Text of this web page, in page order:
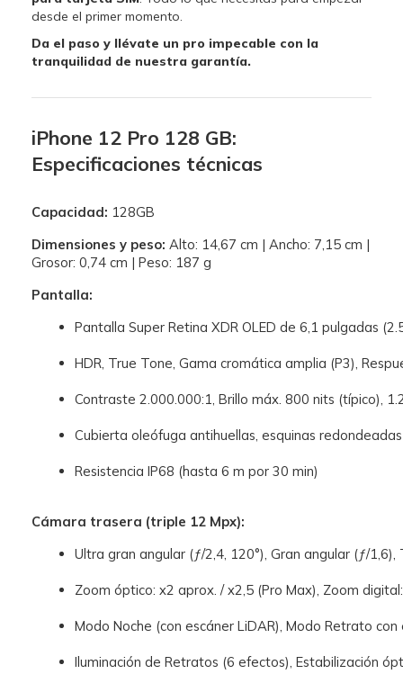
desde el primer momento.
Da el paso y llévate un pro impecable con la
tranquilidad de nuestra garantía.
iPhone 12 Pro 128 GB:
Especificaciones técnicas
Capacidad: 128GB
Dimensiones y peso: Alto: 14,67 cm | Ancho: 7,15 cm |
Grosor: 0,74 cm | Peso: 187 g
Pantalla:
Pantalla Super Retina XDR OLED de 6,1 pulgadas
HDR, True Tone, Gama cromática amplia (P3),
Contraste 2.000.000:1, Brillo máx. 800 nits (típico),
Cubierta oleófuga antihuellas, esquinas
Resistencia IP68 (hasta 6 m por 30 min)
Cámara trasera (triple 12 Mpx):
Ultra gran angular (ƒ/2,4, 120°), Gran angular (ƒ/
Zoom óptico: x2 aprox. / x2,5 (Pro Max), Zoom
Modo Noche (con escáner LiDAR), Modo Retrato
Iluminación de Retratos (6 efectos), Estabilización